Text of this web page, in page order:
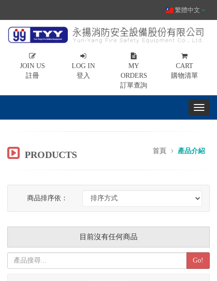
繁體中文
JOIN US
註冊
LOG IN
登入
MY
ORDERS
訂單查詢
CART
購物清單
首頁 產品介紹
PRODUCTS
Go!
商品排序依：
目前沒有任何商品